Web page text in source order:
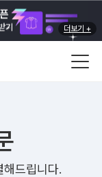
기 더보기 +
드립니다.